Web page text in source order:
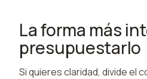
La forma más
presupuestarlo
Si quieres claridad, divide el